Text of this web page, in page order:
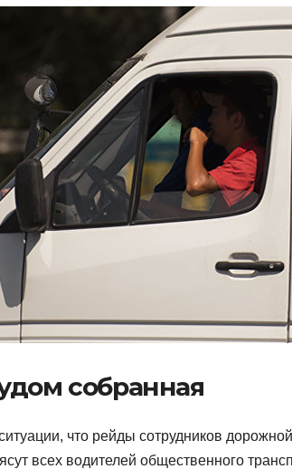
собранная
что рейды сотрудников
всех водителей общественного